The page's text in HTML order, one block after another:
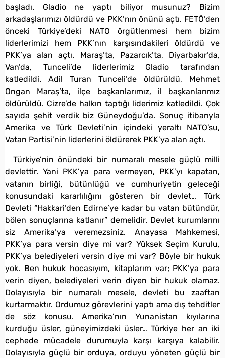
başladı. Gladio ne yaptı biliyor musunuz? Bizim
arkadaşlarımızı öldürdü ve PKK’nın önünü açtı. FETÖ’den
önceki Türkiye’deki NATO örgütlenmesi hem bizim
liderlerimizi hem PKK’nın karşısındakileri öldürdü ve
PKK’ya alan açtı. Maraş’ta, Pazarcık’ta, Diyarbakır’da,
Van’da, Tunceli’de liderlerimiz Gladio tarafından
katledildi. Adil Turan Tunceli’de öldürüldü, Mehmet
Ongan Maraş’ta, ilçe başkanlarımız, il başkanlarımız
öldürüldü. Cizre’de halkın taptığı liderimiz katledildi. Çok
sayıda şehit verdik biz Güneydoğu’da. Sonuç itibarıyla
Amerika ve Türk Devleti’nin içindeki yeraltı NATO’su,
Vatan Partisi’nin liderlerini öldürerek PKK’ya alan açtı.
Türkiye’nin önündeki bir numaralı mesele güçlü milli
devlettir. Yani PKK’ya para vermeyen, PKK’yı kapatan,
vatanın birliği, bütünlüğü ve cumhuriyetin geleceği
konusundaki kararlılığını gösteren bir devlet… Türk
Devleti “Hakkari’den Edirne’ye kadar bu vatan bütündür,
bölen sonuçlarına katlanır” demelidir. Devlet kurumlarını
siz Amerika’ya veremezsiniz. Anayasa Mahkemesi,
PKK’ya para versin diye mi var? Yüksek Seçim Kurulu,
PKK’ya belediyeleri versin diye mi var? Böyle bir hukuk
yok. Ben hukuk hocasıyım, kitaplarım var; PKK’ya para
verin diyen, belediyeleri verin diyen bir hukuk olamaz.
Dolayısıyla bir numaralı mesele, devleti bu zaaftan
kurtarmaktır. Ordumuz görevlerini yaptı ama dış tehditler
de söz konusu. Amerika’nın Yunanistan kıyılarına
kurduğu üsler, güneyimizdeki üsler… Türkiye her an iki
cephede mücadele durumuyla karşı karşıya kalabilir.
Dolayısıyla güçlü bir orduya, orduyu yöneten güçlü bir